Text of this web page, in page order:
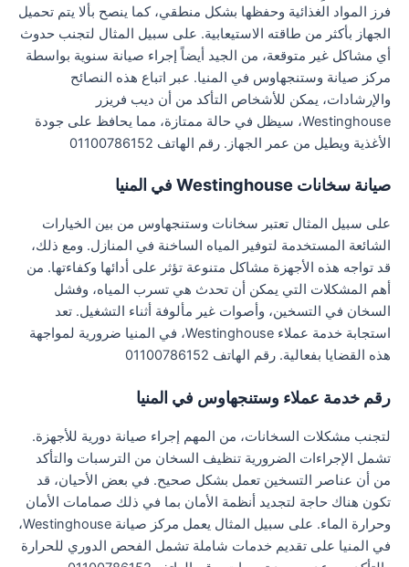
فرز المواد الغذائية وحفظها بشكل منطقي، كما ينصح بألا يتم تحميل
الجهاز بأكثر من طاقته الاستيعابية. على سبيل المثال لتجنب حدوث
أي مشاكل غير متوقعة، من الجيد أيضاً إجراء صيانة سنوية بواسطة
مركز صيانة وستنجهاوس في المنيا. عبر اتباع هذه النصائح
والإرشادات، يمكن للأشخاص التأكد من أن ديب فريزر
Westinghouse، سيظل في حالة ممتازة، مما يحافظ على جودة
الأغذية ويطيل من عمر الجهاز. رقم الهاتف 01100786152
صيانة سخانات Westinghouse في المنيا
على سبيل المثال تعتبر سخانات وستنجهاوس من بين الخيارات
الشائعة المستخدمة لتوفير المياه الساخنة في المنازل. ومع ذلك،
قد تواجه هذه الأجهزة مشاكل متنوعة تؤثر على أدائها وكفاءتها. من
أهم المشكلات التي يمكن أن تحدث هي تسرب المياه، وفشل
السخان في التسخين، وأصوات غير مألوفة أثناء التشغيل. تعد
استجابة خدمة عملاء Westinghouse، في المنيا ضرورية لمواجهة
هذه القضايا بفعالية. رقم الهاتف 01100786152
رقم خدمة عملاء وستنجهاوس في المنيا
لتجنب مشكلات السخانات، من المهم إجراء صيانة دورية للأجهزة.
تشمل الإجراءات الضرورية تنظيف السخان من الترسبات والتأكد
من أن عناصر التسخين تعمل بشكل صحيح. في بعض الأحيان، قد
تكون هناك حاجة لتجديد أنظمة الأمان بما في ذلك صمامات الأمان
وحرارة الماء. على سبيل المثال يعمل مركز صيانة Westinghouse،
في المنيا على تقديم خدمات شاملة تشمل الفحص الدوري للحرارة